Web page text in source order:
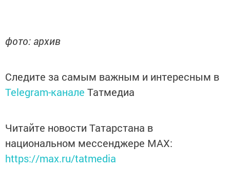
фото: архив
Следите за самым важным и интересным в
Telegram-канале Татмедиа
Читайте новости Татарстана в
национальном мессенджере MАХ:
https://max.ru/tatmedia